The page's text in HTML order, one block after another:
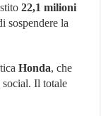
22,1 milioni
sospendere la
Honda, che
social. Il totale